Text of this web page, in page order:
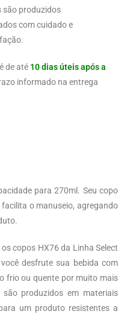
são produzidos
com cuidado e
de até 10 dias úteis após a
informado na entrega
para 270ml. Seu copo
o manuseio, agregando
copos HX76 da Linha Select
desfrute sua bebida com
frio ou quente por muito mais
produzidos em materiais
um produto resistentes a